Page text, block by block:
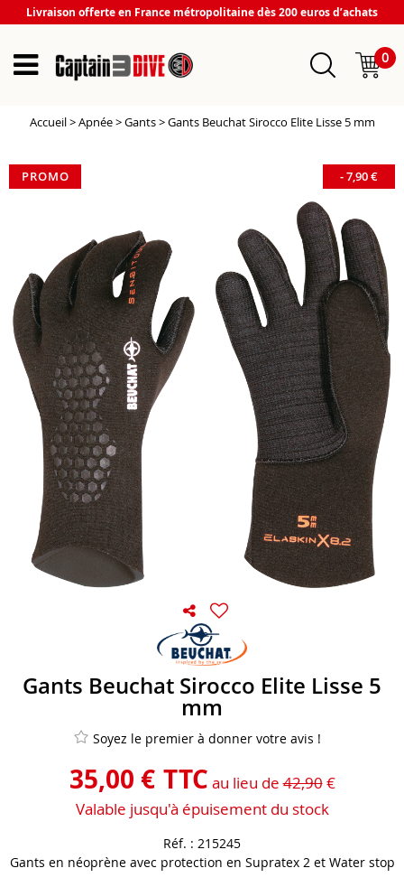
Livraison offerte en France métropolitaine dès 200 euros d’achats
0
Accueil >Apnée >Gants >Gants Beuchat Sirocco Elite Lisse 5 mm
PROMO -7,90€
Gants Beuchat Sirocco Elite Lisse 5
mm
Soyez le premier à donner votre avis !
35,00 € TTC au lieu de42,90€
Valable jusqu'à épuisement du stock
Réf. : 215245
Gants en néoprène avec protection en Supratex 2 et Water stop